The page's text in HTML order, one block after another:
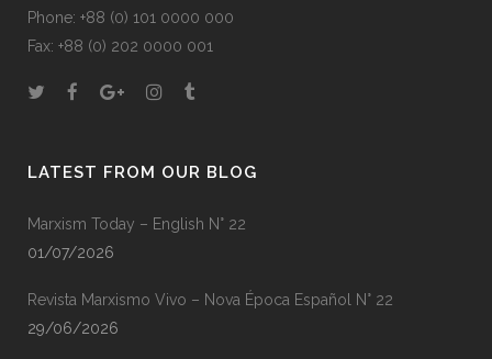
Phone: +88 (0) 101 0000 000
Fax: +88 (0) 202 0000 001
LATEST FROM OUR BLOG
Marxism Today – English N° 22
01/07/2026
Revista Marxismo Vivo – Nova Época Español N° 22
29/06/2026